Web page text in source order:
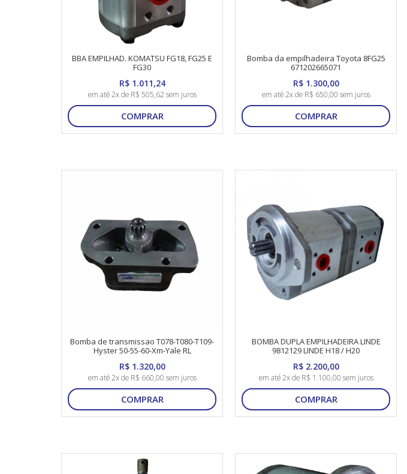
BBA EMPILHAD. KOMATSU FG18, FG25 E
FG30
R$ 1.011,24
em até 2x de R$ 505,62 sem juros
COMPRAR
Bomba da empilhadeira Toyota 8FG25
671202665071
R$ 1.300,00
em até 2x de R$ 650,00 sem juros
COMPRAR
Bomba de transmissao T078-T080-T109-
Hyster 50-55-60-Xm-Yale RL
R$ 1.320,00
em até 2x de R$ 660,00 sem juros
COMPRAR
BOMBA DUPLA EMPILHADEIRA LINDE
9812129 LINDE H18 / H20
R$ 2.200,00
em até 2x de R$ 1.100,00 sem juros
COMPRAR